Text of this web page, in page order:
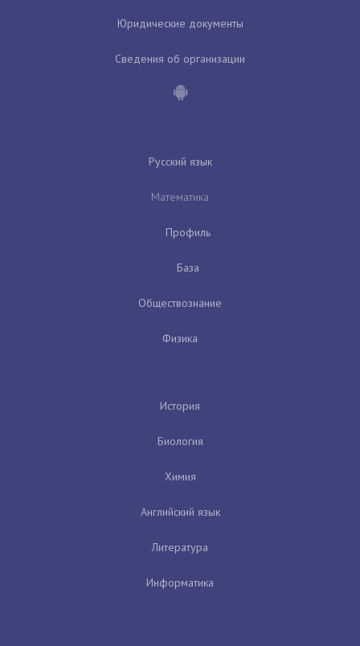
Юридические документы
Сведения об организации
Русский язык
Математика
Профиль
База
Обществознание
Физика
История
Биология
Химия
Английский язык
Литература
Информатика